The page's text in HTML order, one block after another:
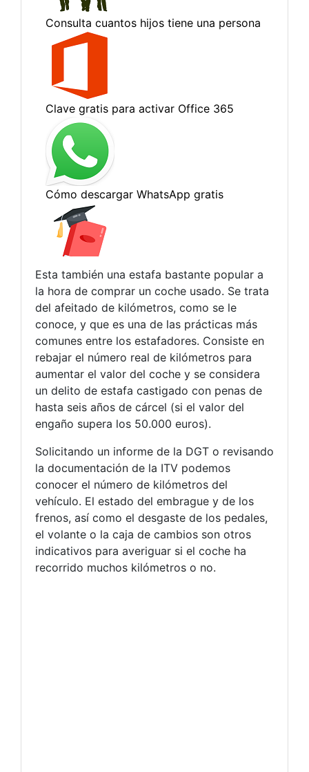
Esta también una estafa bastante popular a
la hora de comprar un coche usado. Se trata
del afeitado de kilómetros, como se le
conoce, y que es una de las prácticas más
comunes entre los estafadores. Consiste en
rebajar el número real de kilómetros para
aumentar el valor del coche y se considera
un delito de estafa castigado con penas de
hasta seis años de cárcel (si el valor del
engaño supera los 50.000 euros).
Solicitando un informe de la DGT o revisando
la documentación de la ITV podemos
conocer el número de kilómetros del
vehículo. El estado del embrague y de los
frenos, así como el desgaste de los pedales,
el volante o la caja de cambios son otros
indicativos para averiguar si el coche ha
recorrido muchos kilómetros o no.